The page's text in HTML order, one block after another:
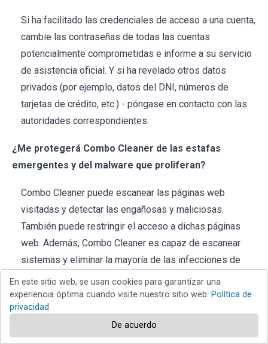
Si ha facilitado las credenciales de acceso a una cuenta,
cambie las contraseñas de todas las cuentas
potencialmente comprometidas e informe a su servicio
de asistencia oficial. Y si ha revelado otros datos
privados (por ejemplo, datos del DNI, números de
tarjetas de crédito, etc.) - póngase en contacto con las
autoridades correspondientes.
¿Me protegerá Combo Cleaner de las estafas
emergentes y del malware que proliferan?
Combo Cleaner puede escanear las páginas web
visitadas y detectar las engañosas y maliciosas.
También puede restringir el acceso a dichas páginas
web. Además, Combo Cleaner es capaz de escanear
sistemas y eliminar la mayoría de las infecciones de
malware conocidas. Cabe destacar que, dado que el
software malicioso de gama alta tiende a esconderse
en lo más profundo de los sistemas, es primordial
realizar un análisis completo del sistema.
En este sitio web, se usan cookies para garantizar una
experiencia óptima cuando visite nuestro sitio web. Política de
privacidad
De acuerdo